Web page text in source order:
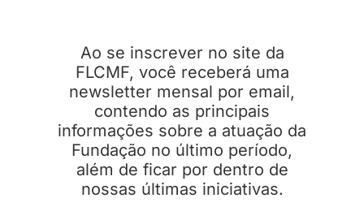
Ao se inscrever no site da
FLCMF, você receberá uma
newsletter mensal por email,
contendo as principais
informações sobre a atuação da
Fundação no último período,
além de ficar por dentro de
nossas últimas iniciativas.